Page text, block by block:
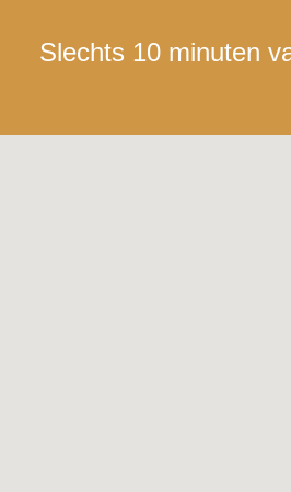
Slechts 10 minuten